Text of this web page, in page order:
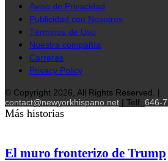
Aviso de Privacidad
Publicidad con Nosotros
Términos de Uso
Nuestra compañía
Carreras
Privacy Policy
© Copyright 2026, All Rights Reserved. |
contact@newyorkhispano.net | Telf. 646-
Más historias
El muro fronterizo de Trump